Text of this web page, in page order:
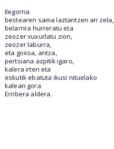
Ilegorria
bestearen sama laztantzen ari zela,
belarrira hurreratu eta
zeozer xuxurlatu zion,
zeozer laburra,
eta goxoa, antza,
pertsiana azpitik igaro,
kalera irten eta
eskutik ebatuta ikusi nituelako
kalean gora
Erribera aldera.